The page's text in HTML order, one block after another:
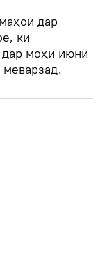
дар
ки
моҳи июни